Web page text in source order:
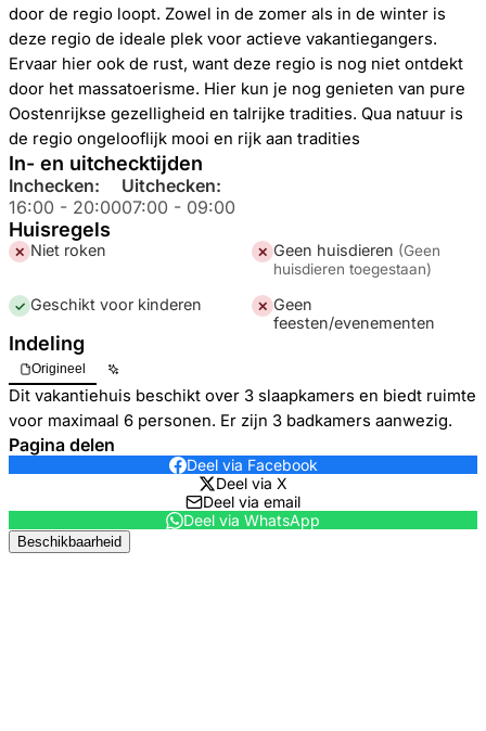
door de regio loopt. Zowel in de zomer als in de winter is
deze regio de ideale plek voor actieve vakantiegangers.
Ervaar hier ook de rust, want deze regio is nog niet ontdekt
door het massatoerisme. Hier kun je nog genieten van pure
Oostenrijkse gezelligheid en talrijke tradities. Qua natuur is
de regio ongelooflijk mooi en rijk aan tradities
In- en uitchecktijden
Inchecken:
16:00 - 20:00
Uitchecken:
07:00 - 09:00
Huisregels
✕ Niet roken ✕ Geen huisdieren (Geen
huisdieren toegestaan)
✓ Geschikt voor kinderen ✕ Geen
feesten/evenementen
Indeling
Origineel
Dit vakantiehuis beschikt over 3 slaapkamers en biedt ruimte
voor maximaal 6 personen. Er zijn 3 badkamers aanwezig.
Pagina delen
Deel via Facebook
Deel via X
Deel via email
Deel via WhatsApp
Beschikbaarheid